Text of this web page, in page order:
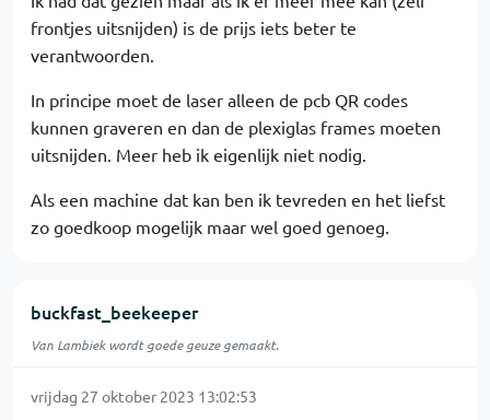
frontjes uitsnijden) is de prijs iets beter te
verantwoorden.
In principe moet de laser alleen de pcb QR codes
kunnen graveren en dan de plexiglas frames moeten
uitsnijden. Meer heb ik eigenlijk niet nodig.
Als een machine dat kan ben ik tevreden en het liefst
zo goedkoop mogelijk maar wel goed genoeg.
buckfast_beekeeper
Van Lambiek wordt goede geuze gemaakt.
vrijdag 27 oktober 2023 13:02:53